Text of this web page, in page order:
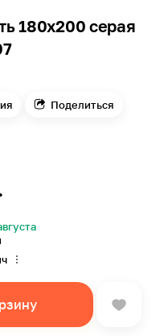
180х200 серая
Поделиться